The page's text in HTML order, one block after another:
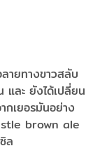
ายทางขาวสลับ
และ ยังได้เปลี่ยน
กเยอรมันอย่าง
brown ale
ล